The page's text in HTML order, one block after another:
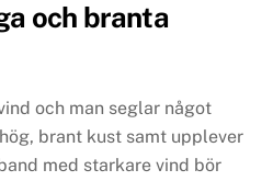
och branta
och man seglar något
brant kust samt upplever
med starkare vind bör